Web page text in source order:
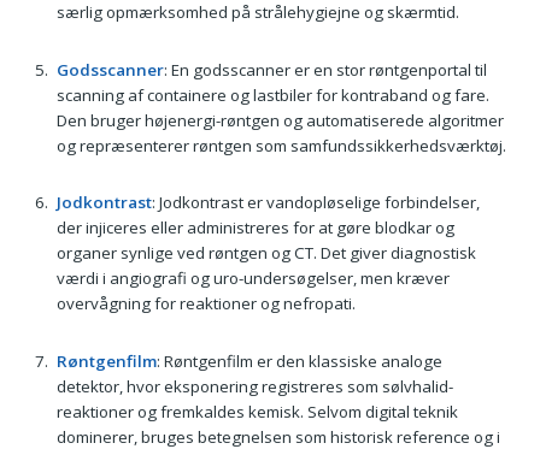
særlig opmærksomhed på strålehygiejne og skærmtid.
Godsscanner: En godsscanner er en stor røntgenportal til
scanning af containere og lastbiler for kontraband og fare.
Den bruger højenergi-røntgen og automatiserede algoritmer
og repræsenterer røntgen som samfundssikkerhedsværktøj.
Jodkontrast: Jodkontrast er vandopløselige forbindelser,
der injiceres eller administreres for at gøre blodkar og
organer synlige ved røntgen og CT. Det giver diagnostisk
værdi i angiografi og uro-undersøgelser, men kræver
overvågning for reaktioner og nefropati.
Røntgenfilm: Røntgenfilm er den klassiske analoge
detektor, hvor eksponering registreres som sølvhalid-
reaktioner og fremkaldes kemisk. Selvom digital teknik
dominerer, bruges betegnelsen som historisk reference og i